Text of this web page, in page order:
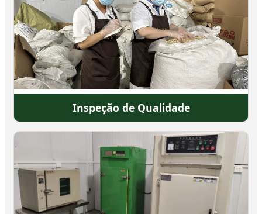
Inspeção de Qualidade